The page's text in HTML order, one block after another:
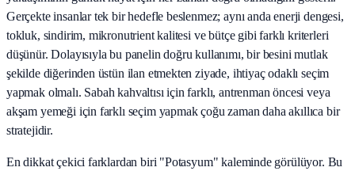
Gerçekte insanlar tek bir hedefle beslenmez; aynı anda enerji dengesi,
tokluk, sindirim, mikronutrient kalitesi ve bütçe gibi farklı kriterleri
düşünür. Dolayısıyla bu panelin doğru kullanımı, bir besini mutlak
şekilde diğerinden üstün ilan etmekten ziyade, ihtiyaç odaklı seçim
yapmak olmalı. Sabah kahvaltısı için farklı, antrenman öncesi veya
akşam yemeği için farklı seçim yapmak çoğu zaman daha akıllıca bir
stratejidir.
En dikkat çekici farklardan biri "Potasyum" kaleminde görülüyor. Bu